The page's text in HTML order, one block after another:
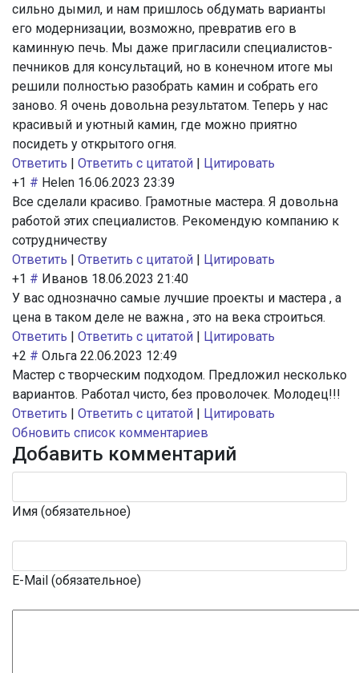
сильно дымил, и нам пришлось обдумать варианты
его модернизации, возможно, превратив его в
каминную печь. Мы даже пригласили специалистов-
печников для консультаций, но в конечном итоге мы
решили полностью разобрать камин и собрать его
заново. Я очень довольна результатом. Теперь у нас
красивый и уютный камин, где можно приятно
посидеть у открытого огня.
Ответить
Ответить с цитатой
Цитировать
+1 # Helen 16.06.2023 23:39
Все сделали красиво. Грамотные мастера. Я довольна
работой этих специалистов. Рекомендую компанию к
сотрудничеству
Ответить
Ответить с цитатой
Цитировать
+1 # Иванов 18.06.2023 21:40
У вас однозначно самые лучшие проекты и мастера , а
цена в таком деле не важна , это на века строиться.
Ответить
Ответить с цитатой
Цитировать
+2 # Ольга 22.06.2023 12:49
Мастер с творческим подходом. Предложил несколько
вариантов. Работал чисто, без проволочек. Молодец!!!
Ответить
Ответить с цитатой
Цитировать
Обновить список комментариев
Добавить комментарий
Имя (обязательное)
E-Mail (обязательное)